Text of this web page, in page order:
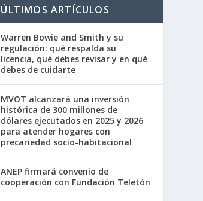
ÚLTIMOS ARTÍCULOS
Warren Bowie and Smith y su
regulación: qué respalda su
licencia, qué debes revisar y en qué
debes de cuidarte
MVOT alcanzará una inversión
histórica de 300 millones de
dólares ejecutados en 2025 y 2026
para atender hogares con
precariedad socio-habitacional
ANEP firmará convenio de
cooperación con Fundación Teletón